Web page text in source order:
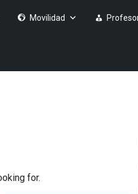
Movilidad
for.